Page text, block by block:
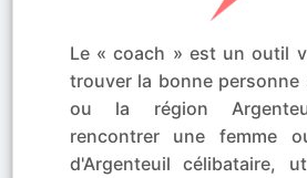
Le « coach » est un outil
trouver la bonne personne
ou la région
rencontrer une femme
d'Argenteuil célibataire,